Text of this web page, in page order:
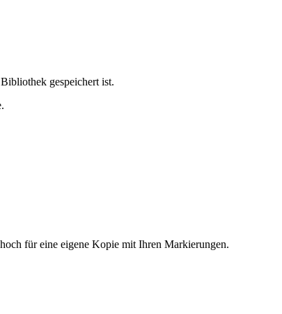
gespeichert ist.
für eine eigene Kopie mit Ihren Markierungen.